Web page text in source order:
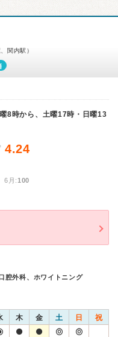
関内駅）
8時から、土曜17時・日曜13
4.24
月:100
腔外科、ホワイトニング
木 金 土 日 祝